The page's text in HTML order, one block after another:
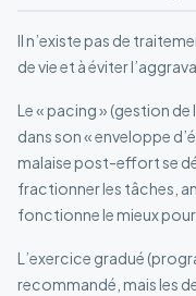
Il n’existe pas de
de vie et à éviter
Le « pacing » (gestion
dans son « enveloppe
malaise post-effort se
fractionner les tâches,
fonctionne le mieux pour
L’exercice gradué
recommandé, mais les